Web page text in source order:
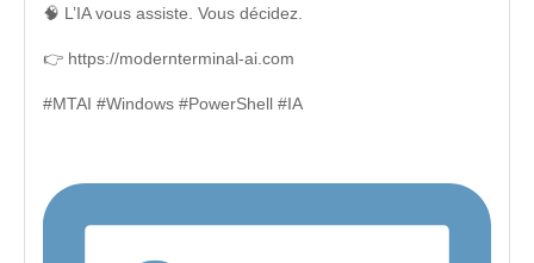
🧠 L’IA vous assiste. Vous décidez.
👉 https://modernterminal-ai.com
#MTAI #Windows #PowerShell #IA